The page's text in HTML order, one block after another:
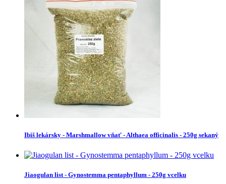
Ibiš lekársky - Marshmallow vňať - Althaea officinalis - 250g sekaný
Jiaogulan list - Gynostemma pentaphyllum - 250g vcelku